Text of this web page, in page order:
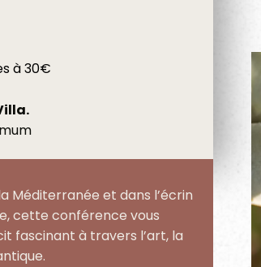
à 30€
Méditerranée et dans l’écrin
cette conférence vous
fascinant à travers l’art, la